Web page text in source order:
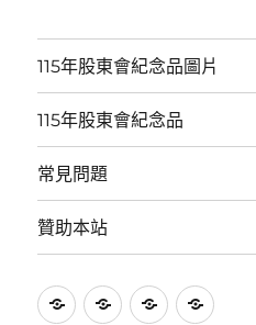
115年股東會紀念品圖片
115年股東會紀念品
常見問題
贊助本站
115
115
常
贊